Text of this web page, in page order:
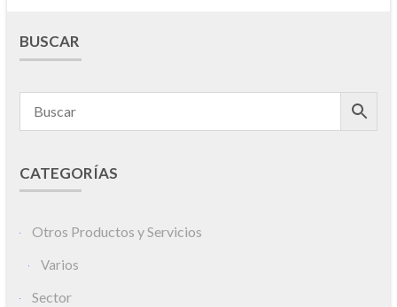
BUSCAR
CATEGORÍAS
Otros Productos y Servicios
Varios
Sector